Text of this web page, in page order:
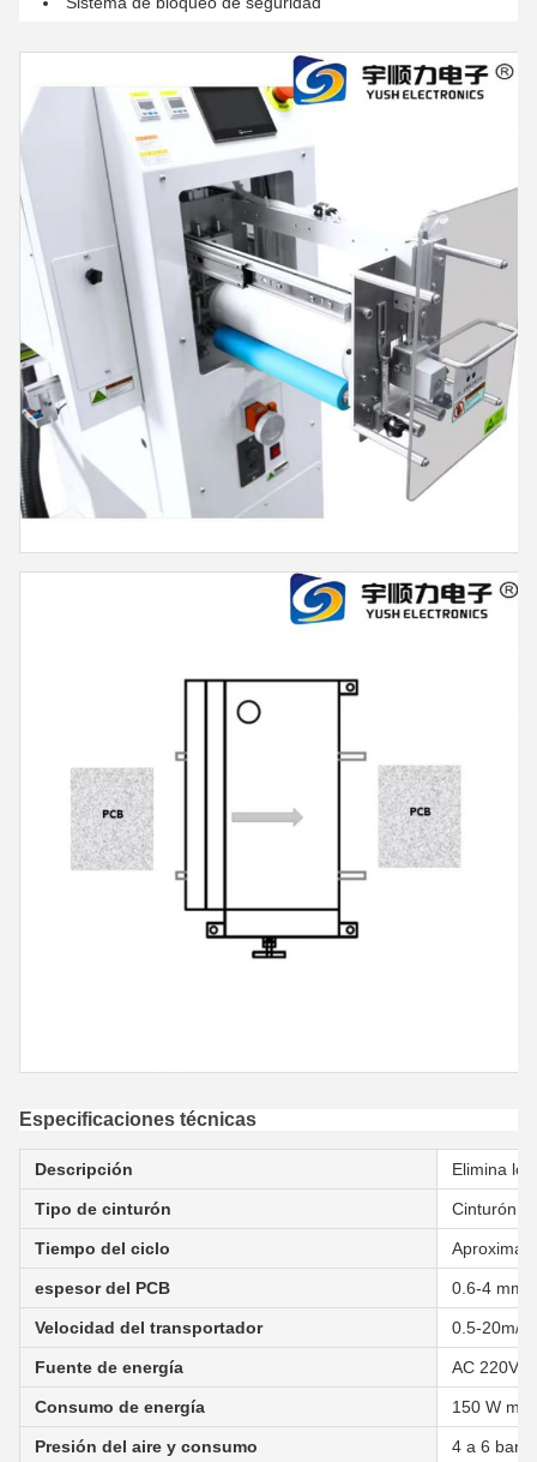
Especificaciones técnicas
Descripción Elimina
Tipo de cinturón Cinturón
Tiempo del ciclo
espesor del PCB 0.6-4 mm
Velocidad del transportador 0.5-20m/
Fuente de energía AC 220V,
Consumo de energía 150 W
Presión del aire y consumo 4 a 6